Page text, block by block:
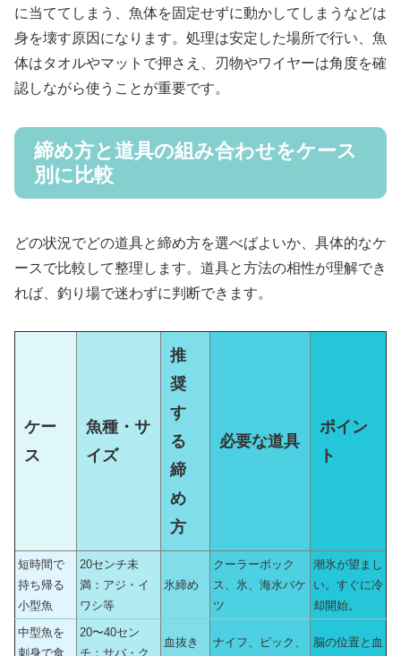
に当ててしまう、魚体を固定せずに動かしてしまうなどは
身を壊す原因になります。処理は安定した場所で行い、魚
体はタオルやマットで押さえ、刃物やワイヤーは角度を確
認しながら使うことが重要です。
締め方と道具の組み合わせをケース
別に比較
どの状況でどの道具と締め方を選べばよいか、具体的なケ
ースで比較して整理します。道具と方法の相性が理解でき
れば、釣り場で迷わずに判断できます。
ケー
ス
魚種・サ
イズ
推
奨
す
る
締
め
方
必要な道具
ポイン
ト
短時間で
持ち帰る
小型魚
20センチ未
満：アジ・イ
ワシ等
氷締め
クーラーボック
ス、氷、海水バケ
ツ
潮氷が望まし
い。すぐに冷
却開始。
中型魚を
刺身で食
20〜40セン
チ：サバ・ク
血抜き ナイフ、ピック、 脳の位置と血